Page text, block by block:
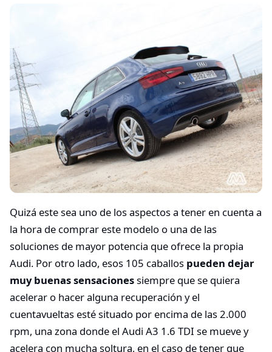
Quizá este sea uno de los aspectos a tener en cuenta a
la hora de comprar este modelo o una de las
soluciones de mayor potencia que ofrece la propia
Audi. Por otro lado, esos 105 caballos pueden dejar
muy buenas sensacionessiempre que se quiera
acelerar o hacer alguna recuperación y el
cuentavueltas esté situado por encima de las 2.000
rpm, una zona donde el Audi A3 1.6 TDI se mueve y
acelera con mucha soltura, en el caso de tener que